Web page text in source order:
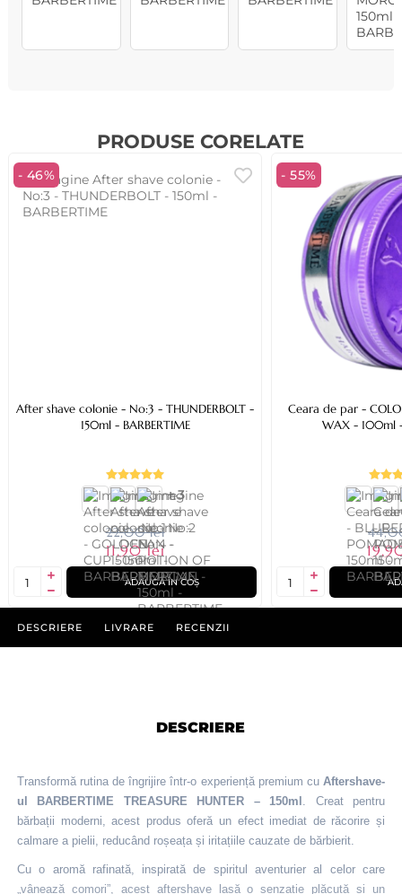
PRODUSE CORELATE
- 46%
After shave colonie - No:3 - THUNDERBOLT -
150ml - BARBERTIME
+ 3
22,00 lei
11,90 lei
ADAUGĂ ÎN COȘ
- 55%
Ceara de par -
WAX - 100ml -
DESCRIERE LIVRARE RECENZII
DESCRIERE
Transformă rutina de îngrijire într-o experiență premium cu Aftershave-
ul BARBERTIME TREASURE HUNTER – 150ml
. Creat pentru
bărbații moderni, acest produs oferă un efect imediat de răcorire și
calmare a pielii, reducând roșeața și iritațiile cauzate de bărbierit.
Cu o aromă rafinată, inspirată de spiritul aventurier al celor care
„vânează comori”, acest aftershave lasă o senzație plăcută și un